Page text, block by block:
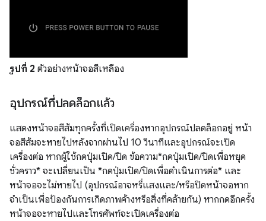
รูปที่ 2 ตัวอย่างหน้าจอสีเหลือง
อุปกรณ์ที่ปลดล็อกแล้ว
แสดงหน้าจอสีส้มทุกครั้งที่เปิดเครื่องหากอุปกรณ์ปลดล็อกอยู่ หน้า
จอสีส้มจะหายไปหลังจากผ่านไป 10 วินาทีและอุปกรณ์จะเปิด
เครื่องต่อ หากผู้ใช้กดปุ่มเปิด/ปิด ข้อความ*กดปุ่มเปิด/ปิดเพื่อหยุด
ชั่วคราว* จะเปลี่ยนเป็น *กดปุ่มเปิด/ปิดเพื่อดำเนินการต่อ* และ
หน้าจอจะไม่หายไป (อุปกรณ์อาจหรี่แสงและ/หรือปิดหน้าจอหาก
จำเป็นเพื่อป้องกันการเกิดภาพค้างหรือสิ่งที่คล้ายกัน) หากกดอีกครั้ง
หน้าจอจะหายไปและโทรศัพท์จะเปิดเครื่องต่อ